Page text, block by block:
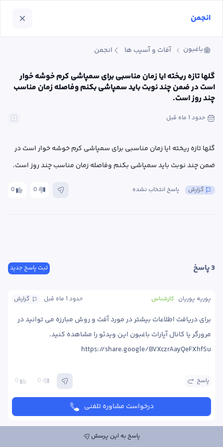
باغبون آفات و آسیب ها انجمن
چند روز است.
حدود 1 ماه قبل
ضمن چند نوبت باید سمپاشی بکنم وفاصله زمان مناسب چند روز است.
0 0 پاسخ انتخاب نشده گزارش
ثبت پاسخ جدید 3 پاسخ
گزارش حدود 1 ماه قبل کارشناس پوریه پوریان
https://share.google/BVXczrAayQeFXhfSu
0 0 پاسخ
درخواست مشاوره تلفنی
پاسخ به این پرسش
انجمن